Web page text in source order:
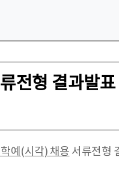
전형 결과발
예(시각) 채용 서류전형